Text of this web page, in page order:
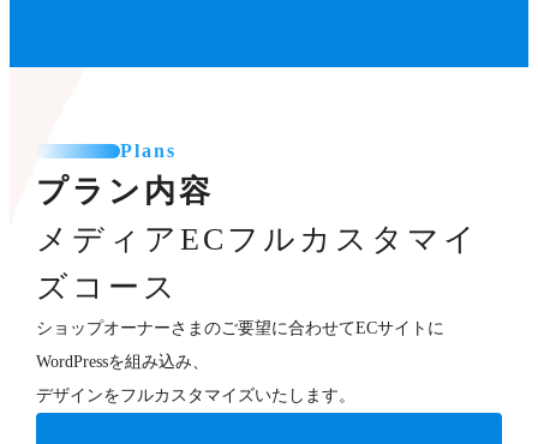
Plans
プラン内容
メディアECフルカスタマイ
ズコース
ショップオーナーさまのご要望に合わせてECサイトに
WordPressを組み込み、
デザインをフルカスタマイズいたします。